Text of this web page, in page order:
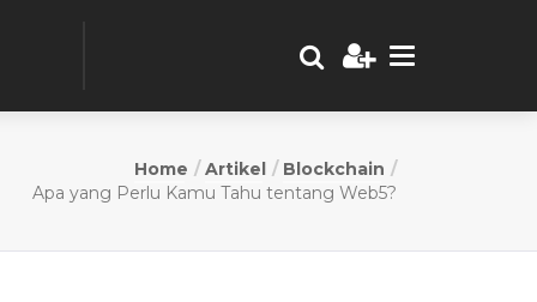
Home Artikel
Blockchain
Apa yang Perlu Kamu Tahu tentang Web5?